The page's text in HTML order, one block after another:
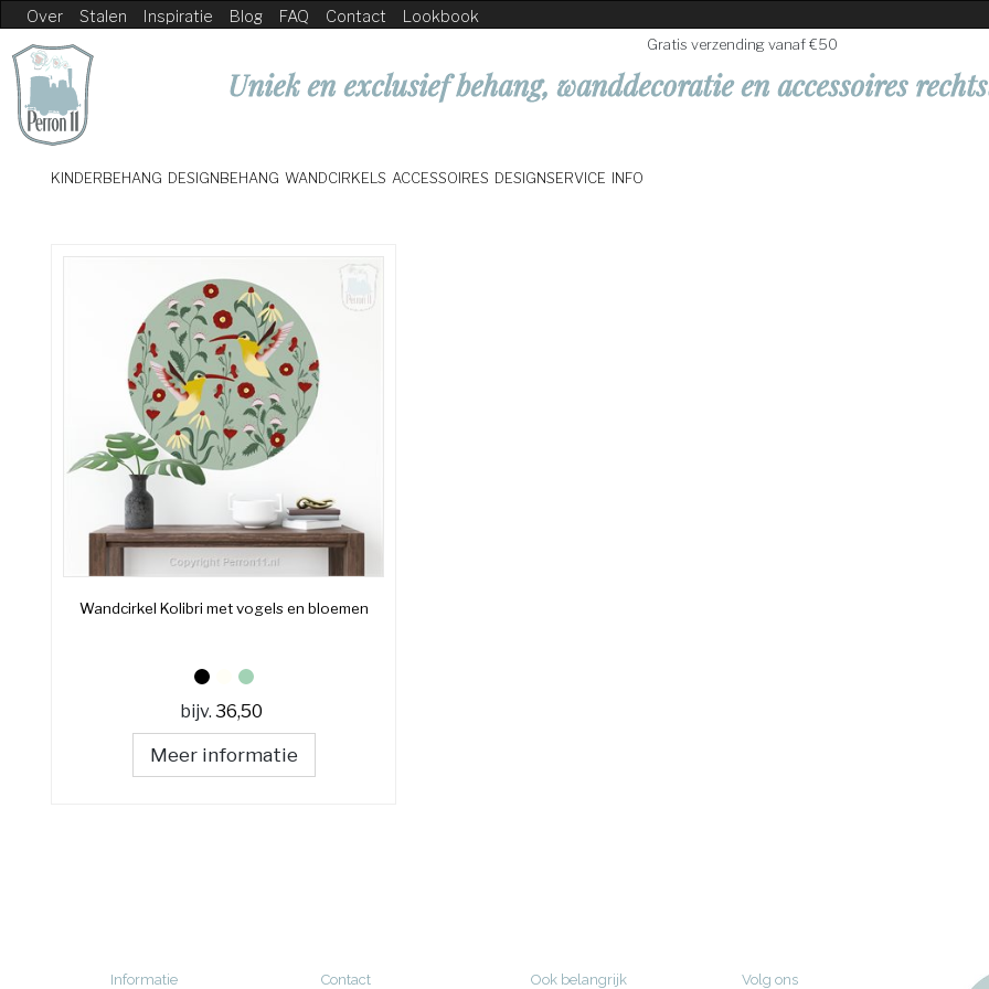
Over Stalen Inspiratie Blog FAQ Contact Lookbook
Gratis verzending vanaf €50
Uniek en exclusief behang, wanddecoratie en accessoires
KINDERBEHANG DESIGNBEHANG WANDCIRKELS ACCESSOIRES DESIGNSERVICE INFO
Wandcirkel Kolibri met vogels en bloemen
bijv. 36,50
Meer informatie
Informatie Contact Ook belangrijk Volg ons